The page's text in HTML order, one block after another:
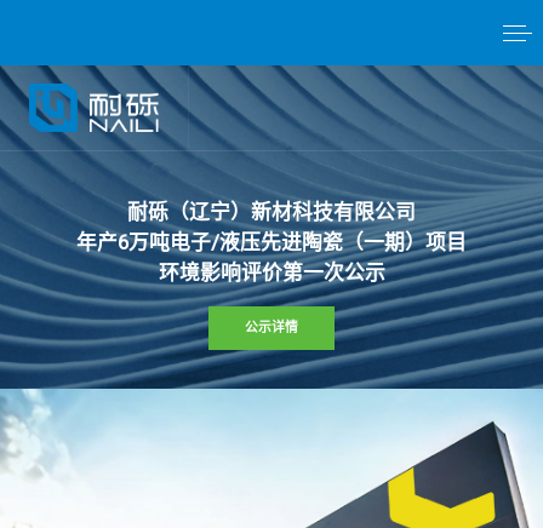
耐砾（辽宁）新材科技有限公司
年产6万吨电子/液压先进陶瓷（一期）项目
环境影响评价第一次公示
公示详情